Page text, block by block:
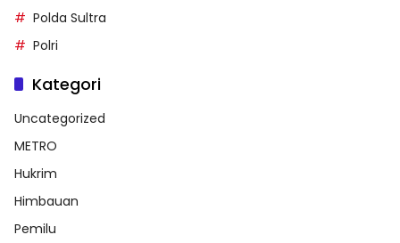
Polda Sultra
Polri
Kategori
Uncategorized
METRO
Hukrim
Himbauan
Pemilu